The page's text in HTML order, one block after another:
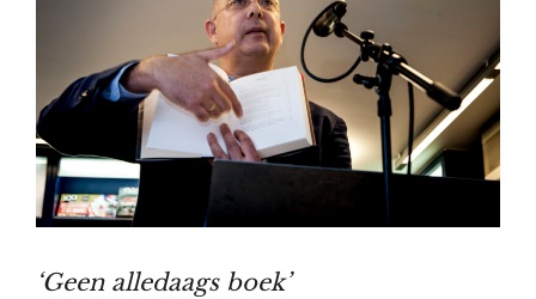
‘Geen alledaags boek’